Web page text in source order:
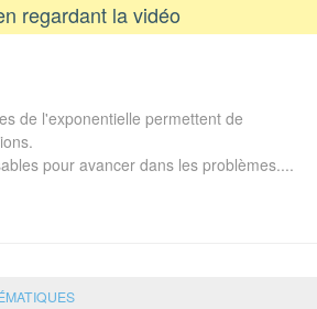
regardant la vidéo
de l'exponentielle permettent de
pour avancer dans les problèmes....